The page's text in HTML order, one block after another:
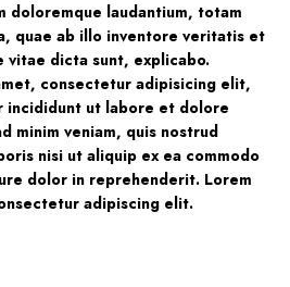
doloremque laudantium, totam
quae ab illo inventore veritatis et
vitae dicta sunt, explicabo.
consectetur adipisicing elit,
incididunt ut labore et dolore
minim veniam, quis nostrud
nisi ut aliquip ex ea commodo
dolor in reprehenderit. Lorem
adipiscing elit.